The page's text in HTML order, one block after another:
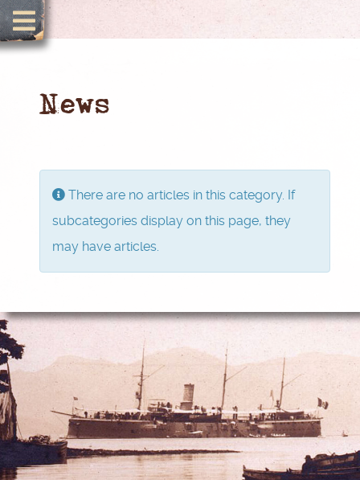
News
Info
There are no articles in this category. If
subcategories display on this page, they
may have articles.